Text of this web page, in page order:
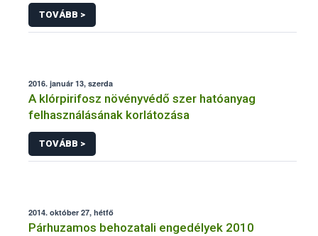
TOVÁBB >
2016. január 13, szerda
A klórpirifosz növényvédő szer hatóanyag
felhasználásának korlátozása
TOVÁBB >
2014. október 27, hétfő
Párhuzamos behozatali engedélyek 2010